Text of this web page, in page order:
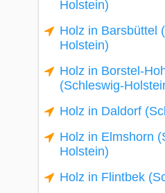
Holstein)
Holz in Barsbüttel
Holstein)
Holz in Borstel-
(Schleswig-
Holz in Daldorf
Holz in Elmshorn
Holstein)
Holz in Flintbek